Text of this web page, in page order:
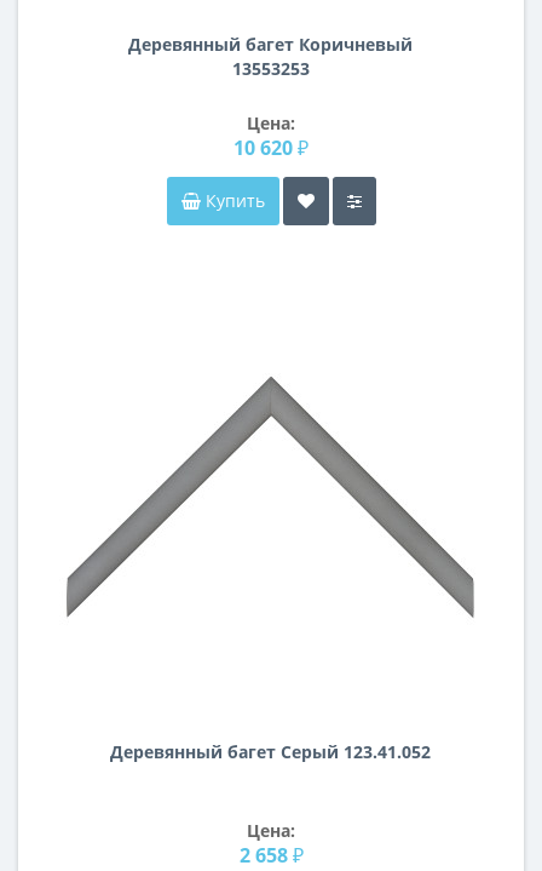
Деревянный багет Коричневый
13553253
Цена:
10 620 ₽
Купить
Деревянный багет Серый 123.41.052
Цена:
2 658 ₽